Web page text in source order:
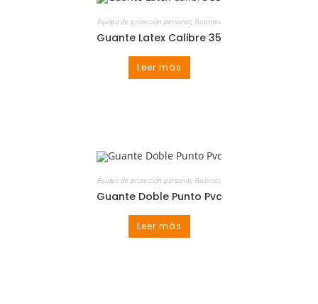
Equipo de protección personal, Guantes
Guante Latex Calibre 35
Leer más
Equipo de protección personal, Guantes
Guante Doble Punto Pvc
Leer más